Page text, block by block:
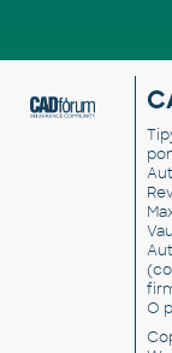
O